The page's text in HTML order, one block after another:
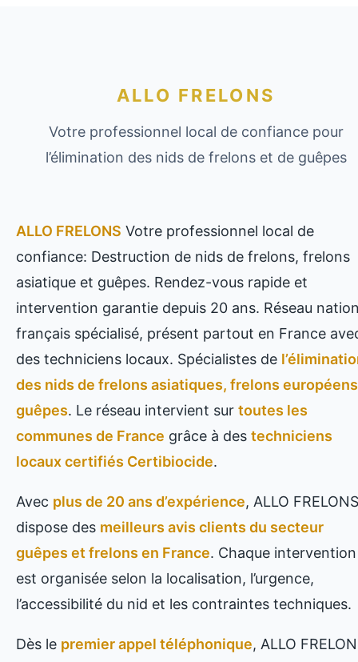
ALLO FRELONS
Votre professionnel local de confiance pour
l’élimination des nids de frelons et de guêpes
ALLO FRELONS Votre professionnel local de
confiance: Destruction de nids de frelons, frelons
asiatique et guêpes. Rendez-vous rapide et
intervention garantie depuis 20 ans. Réseau
français spécialisé, présent partout en France
des techniciens locaux. Spécialistes de
des nids de frelons asiatiques, frelons
guêpes. Le réseau intervient sur toutes les
communes de France grâce à des techniciens
locaux certifiés Certibiocide.
Avec plus de 20 ans d’expérience, ALLO FRELONS
dispose des meilleurs avis clients du secteur
guêpes et frelons en France. Chaque intervention
est organisée selon la localisation, l’urgence,
l’accessibilité du nid et les contraintes techniques.
Dès le premier appel téléphonique, ALLO